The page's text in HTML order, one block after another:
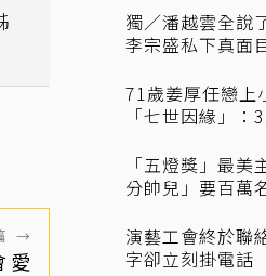
→
愛
獨／潘越雲全說
李宗盛私下真面
71歲姜厚任戀
「七世因緣」
「五燈獎」最
分帥兒」要百萬
演藝工會終於聯
字卻立刻掛電話